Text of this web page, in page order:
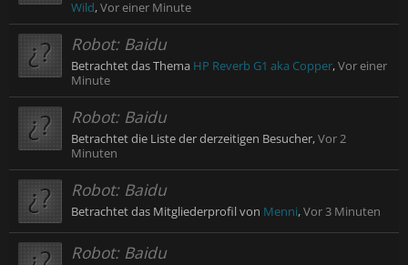
Wild,Vor einer Minute
Robot: Baidu
Betrachtet das Thema HP Reverb G1 aka Copper,Vor einer
Minute
Robot: Baidu
Betrachtet die Liste der derzeitigen Besucher,Vor 2
Minuten
Robot: Baidu
Betrachtet das Mitgliederprofil von Menni,Vor 3 Minuten
Robot: Baidu